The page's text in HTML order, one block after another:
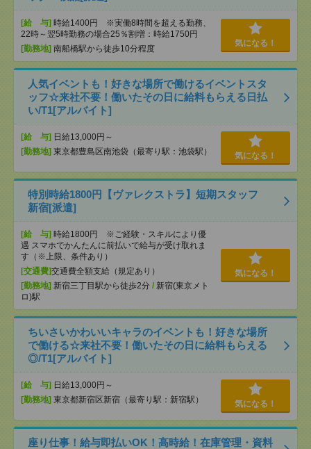
[給 与] 時給1400円 ※実働8時間を超える勤務、
22時～翌5時勤務の場合25％割増：時給1750円
[勤務地] 南船橋駅から徒歩10分程度
気になる！
人気イベントも！好きな場所で働けるイベントスタ
ッフ☆来社不要！働いたその日に給料もらえる日払
い/T1[アルバイト]
[給 与] 日給13,000円～
[勤務地] 東京都豊島区南池袋（最寄り駅：池袋駅） 気になる！
特別時給1800円【ヴァレクストラ】短期スタッフ
新宿[派遣]
[給 与] 時給1800円 ※ご経験・スキルにより優
遇 スマホでかんたんに前払いで給与が受け取れま
す（※上限、条件あり）
[交通費]交通費全額支給（規定あり）
[勤務地] 新宿三丁目駅から徒歩2分 / 新宿(東京メト
ロ)駅
気になる！
ちいさいかわいいキャラのイベントも！好きな場所
で働ける☆来社不要！働いたその日に給料もらえる
◎/T1[アルバイト]
[給 与] 日給13,000円～
[勤務地] 東京都新宿区新宿（最寄り駅：新宿駅） 気になる！
座り仕事！給与即払いOK！高時給！在庫管理・資料